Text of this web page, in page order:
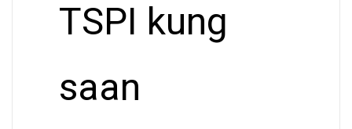
TSPI kung
saan